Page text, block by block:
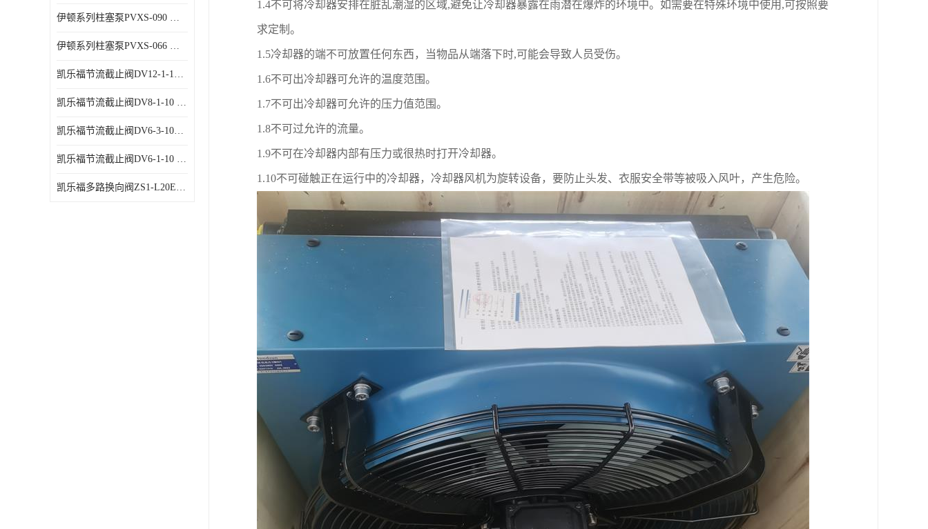
伊顿系列柱塞泵PVXS-090 钢铁厂液压系统增压油泵
伊顿系列柱塞泵PVXS-066 钢铁厂液压系统增压油泵
凯乐福节流截止阀DV12-1-10 液压站节流阀
凯乐福节流截止阀DV8-1-10 液压站节流阀
凯乐福节流截止阀DV6-3-10液压站节流阀
凯乐福节流截止阀DV6-1-10 液压站节流阀
凯乐福多路换向阀ZS1-L20E-OT多路阀厂家
1.4不可将冷却器安排在脏乱潮湿的区域,避免让冷却器暴露在雨潜在爆炸的环境中。如需要在特殊环境中使用 ,可按照要
求定制。
1.5冷却器的端不可放置任何东西，当物品从端落下时,可能会导致人员受伤。
1.6不可出冷却器可允许的温度范围。
1.7不可出冷却器可允许的压力值范围。
1.8不可过允许的流量。
1.9不可在冷却器内部有压力或很热时打开冷却器。
1.10不可碰触正在运行中的冷却器，冷却器风机为旋转设备，要防止头发、衣服安全带等被吸入风叶，产生危险。